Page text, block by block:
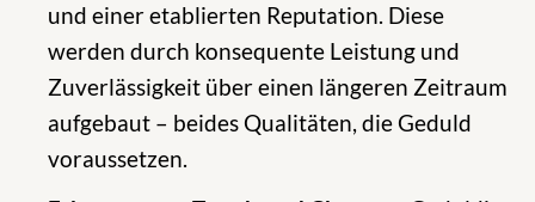
und einer etablierten Reputation. Diese
werden durch konsequente Leistung und
Zuverlässigkeit über einen längeren Zeitraum
aufgebaut – beides Qualitäten, die Geduld
voraussetzen.